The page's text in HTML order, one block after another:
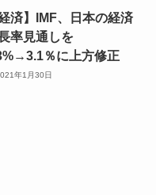
経済】IMF、日本の経済
率見通しを
％に上方修正
年1月30日